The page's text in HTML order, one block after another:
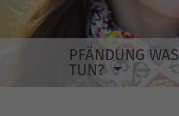
PFÄNDUNG WAS
TUN?